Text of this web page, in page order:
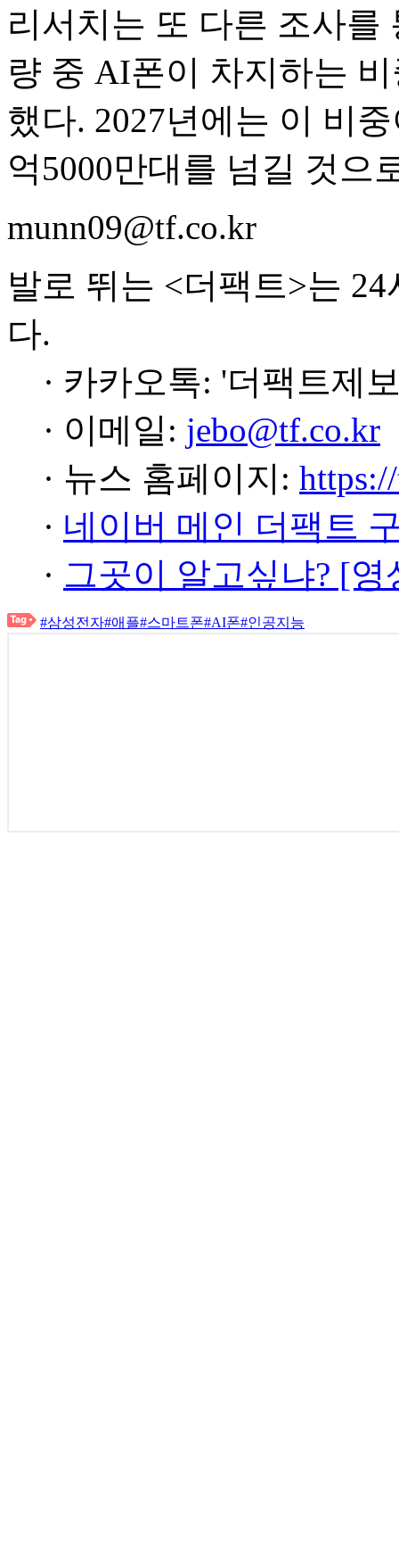
리서치는 또 다른 조사를
량 중 AI폰이 차지하는
했다. 2027년에는 이 비
억5000만대를 넘길 것으
munn09@tf.co.kr
발로 뛰는 <더팩트>는
다.
· 카카오톡: '더팩트제
· 이메일: jebo@tf.co.kr
· 뉴스 홈페이지:
· 네이버 메인 더팩트
· 그곳이 알고싶냐? [
#삼성전자#애플#스마트폰#AI폰#인공지능